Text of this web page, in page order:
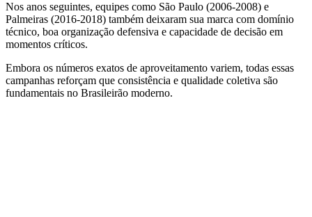
Nos anos seguintes, equipes como São Paulo (2006‑2008) e
Palmeiras (2016‑2018) também deixaram sua marca com domínio
técnico, boa organização defensiva e capacidade de decisão em
momentos críticos.
Embora os números exatos de aproveitamento variem, todas essas
campanhas reforçam que consistência e qualidade coletiva são
fundamentais no Brasileirão moderno.